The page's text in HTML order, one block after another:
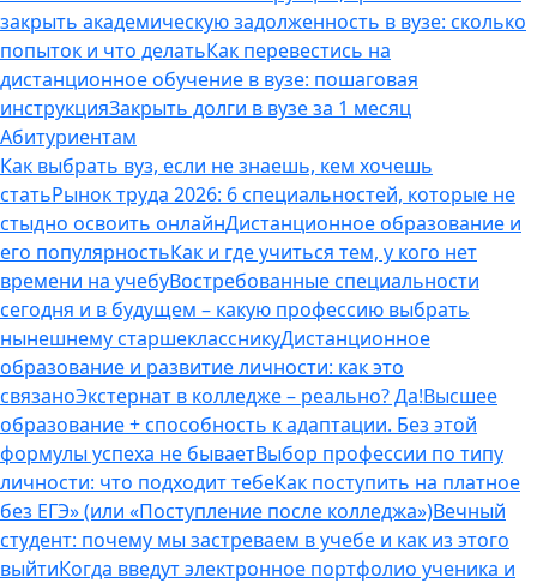
закрыть академическую задолженность в вузе: сколько
попыток и что делатьКак перевестись на
дистанционное обучение в вузе: пошаговая
инструкцияЗакрыть долги в вузе за 1 месяц
Абитуриентам
Как выбрать вуз, если не знаешь, кем хочешь
статьРынок труда 2026: 6 специальностей, которые не
стыдно освоить онлайнДистанционное образование и
его популярностьКак и где учиться тем, у кого нет
времени на учебуВостребованные специальности
сегодня и в будущем – какую профессию выбрать
нынешнему старшеклассникуДистанционное
образование и развитие личности: как это
связаноЭкстернат в колледже – реально? Да!Высшее
образование + способность к адаптации. Без этой
формулы успеха не бываетВыбор профессии по типу
личности: что подходит тебеКак поступить на платное
без ЕГЭ» (или «Поступление после колледжа»)Вечный
студент: почему мы застреваем в учебе и как из этого
выйтиКогда введут электронное портфолио ученика и